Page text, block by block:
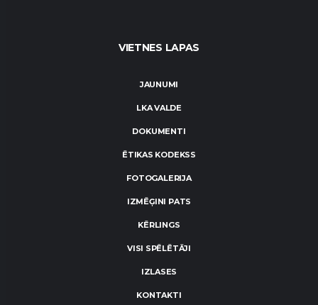
VIETNES LAPAS
JAUNUMI
LKA VALDE
DOKUMENTI
ĒTIKAS KODEKSS
FOTOGALERIJA
IZMĒĢINI PATS
KĒRLINGS
VISI SPĒLĒTĀJI
IZLASES
KONTAKTI